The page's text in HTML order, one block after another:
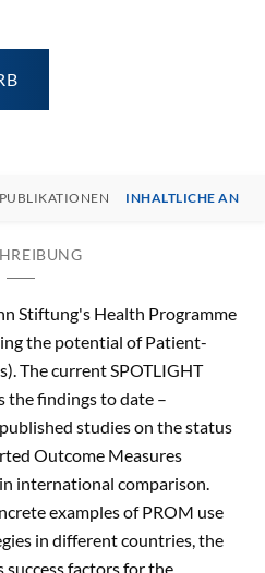
INHALTLICHE
Stiftung's Health Programme
the potential of Patient-
The current SPOTLIGHT
the findings to date –
studies on the status
Outcome Measures
international comparison.
examples of PROM use
in different countries, the
success factors for the